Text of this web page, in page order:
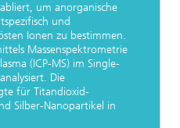
um anorganische
und
Ionen zu bestimmen.
Massenspektrometrie
(ICP-MS) im Single-
Die
für Titandioxid-
Silber-Nanopartikel in